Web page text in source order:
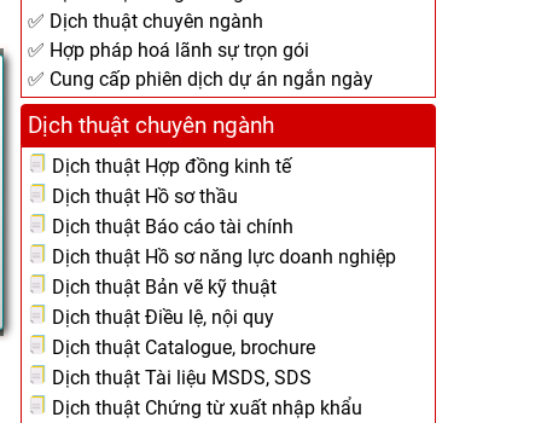
✅ Dịch thuật chuyên ngành
✅ Hợp pháp hoá lãnh sự trọn gói
✅ Cung cấp phiên dịch dự án ngắn ngày
Dịch thuật chuyên ngành
Dịch thuật Hợp đồng kinh tế
Dịch thuật Hồ sơ thầu
Dịch thuật Báo cáo tài chính
Dịch thuật Hồ sơ năng lực doanh nghiệp
Dịch thuật Bản vẽ kỹ thuật
Dịch thuật Điều lệ, nội quy
Dịch thuật Catalogue, brochure
Dịch thuật Tài liệu MSDS, SDS
Dịch thuật Chứng từ xuất nhập khẩu